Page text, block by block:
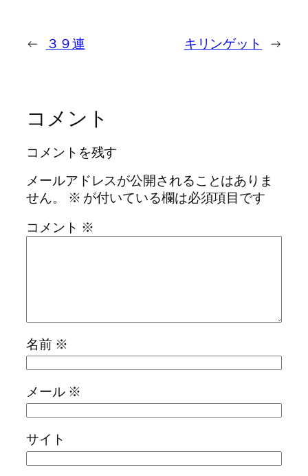
← ３９連 キリンゲット →
コメント
コメントを残す
メールアドレスが公開されることはありま
せん。
※ が付いている欄は必須項目です
コメント ※
名前 ※
メール ※
サイト